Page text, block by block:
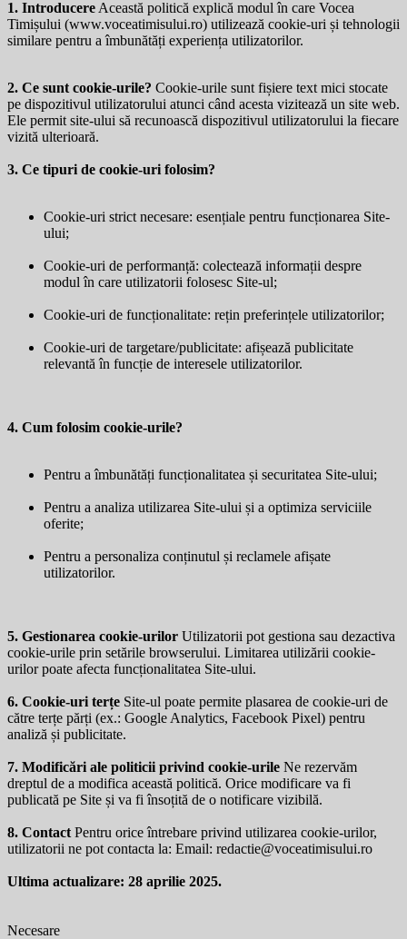
1. Introducere Această politică explică modul în care Vocea
Timișului (www.voceatimisului.ro) utilizează cookie-uri și tehnologii
similare pentru a îmbunătăți experiența utilizatorilor.
2. Ce sunt cookie-urile? Cookie-urile sunt fișiere text mici stocate
pe dispozitivul utilizatorului atunci când acesta vizitează un site web.
Ele permit site-ului să recunoască dispozitivul utilizatorului la fiecare
vizită ulterioară.
3. Ce tipuri de cookie-uri folosim?
Cookie-uri strict necesare: esențiale pentru funcționarea Site-
ului;
Cookie-uri de performanță: colectează informații despre
modul în care utilizatorii folosesc Site-ul;
Cookie-uri de funcționalitate: rețin preferințele utilizatorilor;
Cookie-uri de targetare/publicitate: afișează publicitate
relevantă în funcție de interesele utilizatorilor.
4. Cum folosim cookie-urile?
Pentru a îmbunătăți funcționalitatea și securitatea Site-ului;
Pentru a analiza utilizarea Site-ului și a optimiza serviciile
oferite;
Pentru a personaliza conținutul și reclamele afișate
utilizatorilor.
5. Gestionarea cookie-urilor Utilizatorii pot gestiona sau dezactiva
cookie-urile prin setările browserului. Limitarea utilizării cookie-
urilor poate afecta funcționalitatea Site-ului.
6. Cookie-uri terțe Site-ul poate permite plasarea de cookie-uri de
către terțe părți (ex.: Google Analytics, Facebook Pixel) pentru
analiză și publicitate.
7. Modificări ale politicii privind cookie-urile Ne rezervăm
dreptul de a modifica această politică. Orice modificare va fi
publicată pe Site și va fi însoțită de o notificare vizibilă.
8. Contact Pentru orice întrebare privind utilizarea cookie-urilor,
utilizatorii ne pot contacta la: Email: redactie@voceatimisului.ro
Ultima actualizare: 28 aprilie 2025.
Necesare